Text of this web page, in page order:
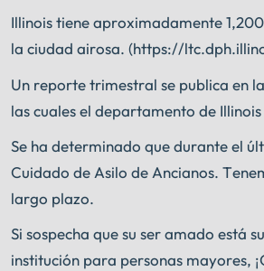
Illinois tiene aproximadamente
la ciudad airosa. (https://
Un reporte trimestral se publica en la
las cuales el departamento de
Se ha determinado que durante el
Cuidado de Asilo de Ancianos.
largo plazo.
Si sospecha que su ser amado está
institución para personas mayores,